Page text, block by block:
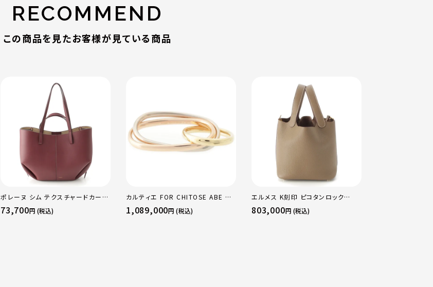
RECOMMEND
この商品を見たお客様が見ている商品
ポレーヌ シム テクスチャードカーフ
レザー トートバッグ ダークチェリー
レギュラー
73,700円 (税込)
カルティエ FOR CHITOSE ABE OF
sacai サカイ 750 YG×PG×WG
トリニティ リング 指輪 マルチカラー
1,089,000円 (税込)
エルメス K刻印 ピコタンロック
18PM トリヨン ハンドバッグ ゴール
ド金具 エトゥープ
803,000円 (税込)